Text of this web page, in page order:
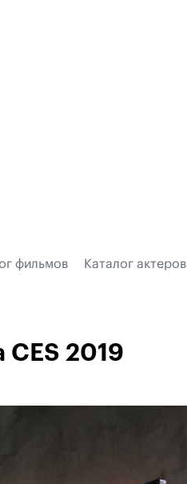
фильмов Каталог актеров
2019